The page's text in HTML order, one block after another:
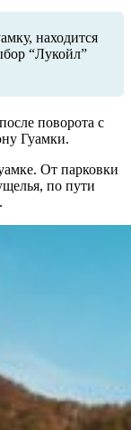
находится
“Лукойл”
поворота с
Гуамки.
От парковки
по пути